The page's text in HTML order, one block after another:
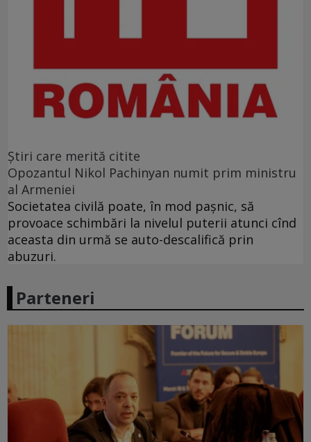
Ştiri care merită citite
Opozantul Nikol Pachinyan numit prim ministru
al Armeniei
Societatea civilă poate, în mod paşnic, să
provoace schimbări la nivelul puterii atunci cînd
aceasta din urmă se auto-descalifică prin
abuzuri.
Parteneri